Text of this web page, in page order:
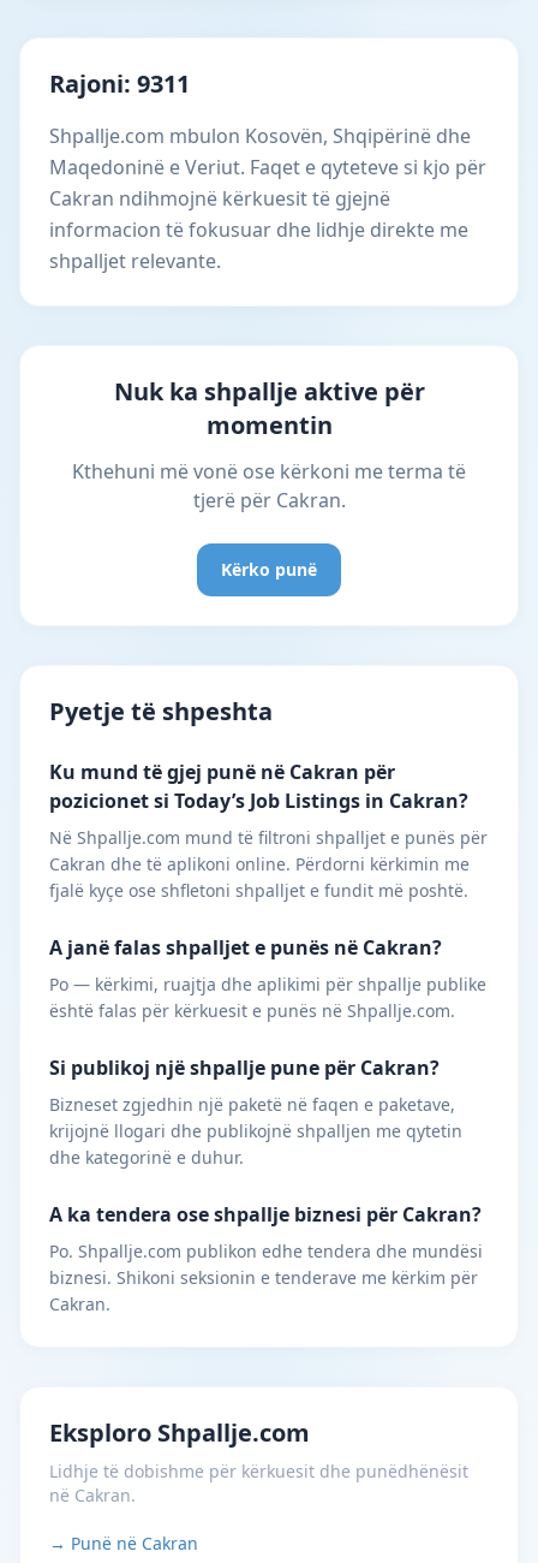
Rajoni: 9311
Shpallje.com mbulon Kosovën, Shqipërinë dhe
Maqedoninë e Veriut. Faqet e qyteteve si kjo për
Cakran ndihmojnë kërkuesit të gjejnë
informacion të fokusuar dhe lidhje direkte me
shpalljet relevante.
Nuk ka shpallje aktive për
momentin
Kthehuni më vonë ose kërkoni me terma të
tjerë për Cakran.
Kërko punë
Pyetje të shpeshta
Ku mund të gjej punë në Cakran për
pozicionet si Today’s Job Listings in Cakran?
Në Shpallje.com mund të filtroni shpalljet e punës për
Cakran dhe të aplikoni online. Përdorni kërkimin me
fjalë kyçe ose shfletoni shpalljet e fundit më poshtë.
A janë falas shpalljet e punës në Cakran?
Po — kërkimi, ruajtja dhe aplikimi për shpallje publike
është falas për kërkuesit e punës në Shpallje.com.
Si publikoj një shpallje pune për Cakran?
Bizneset zgjedhin një paketë në faqen e paketave,
krijojnë llogari dhe publikojnë shpalljen me qytetin
dhe kategorinë e duhur.
A ka tendera ose shpallje biznesi për Cakran?
Po. Shpallje.com publikon edhe tendera dhe mundësi
biznesi. Shikoni seksionin e tenderave me kërkim për
Cakran.
Eksploro Shpallje.com
Lidhje të dobishme për kërkuesit dhe punëdhënësit
në Cakran.
→ Punë në Cakran